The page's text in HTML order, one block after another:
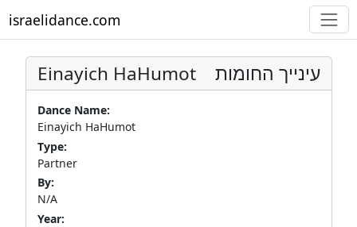
israelidance.com
Einayich HaHumot עינייך החומות
Dance Name:
Einayich HaHumot
Type:
Partner
By:
N/A
Year: